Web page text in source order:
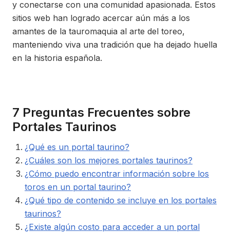
y conectarse con una comunidad apasionada. Estos
sitios web han logrado acercar aún más a los
amantes de la tauromaquia al arte del toreo,
manteniendo viva una tradición que ha dejado huella
en la historia española.
7 Preguntas Frecuentes sobre
Portales Taurinos
¿Qué es un portal taurino?
¿Cuáles son los mejores portales taurinos?
¿Cómo puedo encontrar información sobre los
toros en un portal taurino?
¿Qué tipo de contenido se incluye en los portales
taurinos?
¿Existe algún costo para acceder a un portal